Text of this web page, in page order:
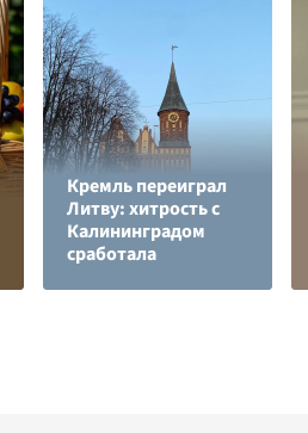
Кремль переиграл
Литву: хитрость с
Калининградом
сработала